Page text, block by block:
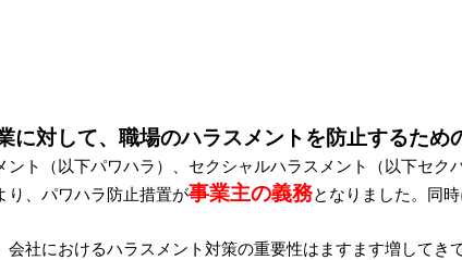
対して、職場のハラスメントを防止するため
ト（以下パワハラ）、セクシャルハラスメント（以下セ
り、パワハラ防止措置が事業主の義務となりました。同
社におけるハラスメント対策の重要性はますます増して